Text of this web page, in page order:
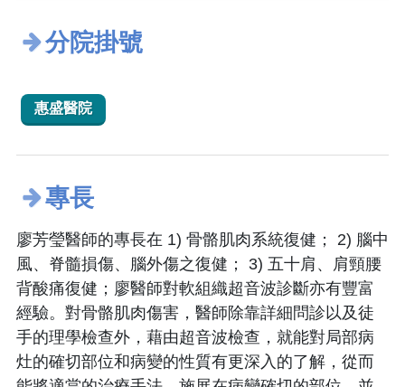
分院掛號
惠盛醫院
專長
廖芳瑩醫師的專長在 1) 骨骼肌肉系統復健； 2) 腦中
風、脊髓損傷、腦外傷之復健； 3) 五十肩、肩頸腰
背酸痛復健；廖醫師對軟組織超音波診斷亦有豐富
經驗。對骨骼肌肉傷害，醫師除靠詳細問診以及徒
手的理學檢查外，藉由超音波檢查，就能對局部病
灶的確切部位和病變的性質有更深入的了解，從而